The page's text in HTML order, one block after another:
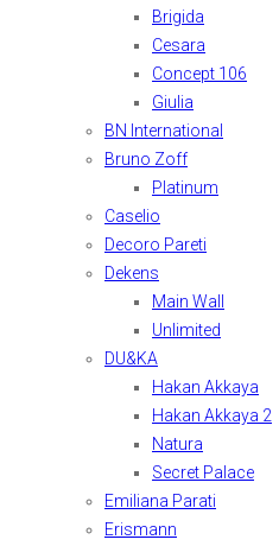
Brigida
Cesara
Concept 106
Giulia
BN International
Bruno Zoff
Platinum
Caselio
Decoro Pareti
Dekens
Main Wall
Unlimited
DU&KA
Hakan Akkaya
Hakan Akkaya 2
Natura
Secret Palace
Emiliana Parati
Erismann